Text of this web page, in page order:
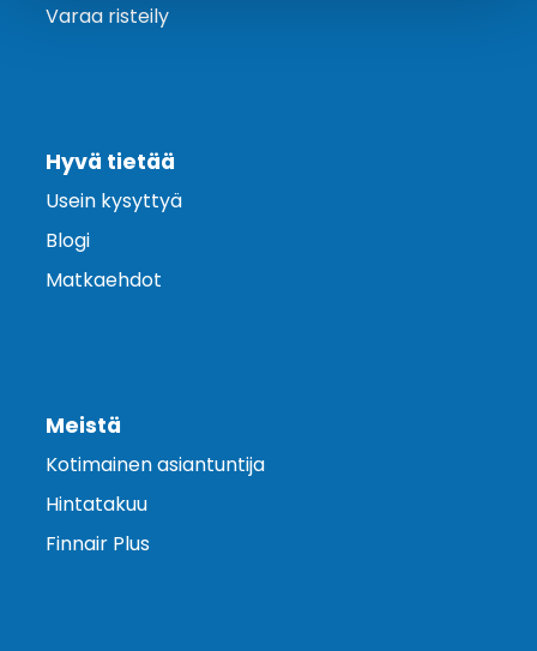
Varaa risteily
Hyvä tietää
Usein kysyttyä
Blogi
Matkaehdot
Meistä
Kotimainen asiantuntija
Hintatakuu
Finnair Plus